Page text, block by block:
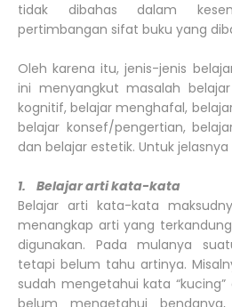
tidak dibahas dalam
pertimbangan sifat buku yang
Oleh karena itu, jenis-jenis
ini menyangkut masalah
kognitif, belajar menghafal,
belajar konsef/pengertian,
dan belajar estetik. Untuk
1. Belajar arti kata-kata
Belajar arti kata-kata
menangkap arti yang
digunakan. Pada mulanya
tetapi belum tahu artinya.
sudah mengetahui kata
belum mengetahui